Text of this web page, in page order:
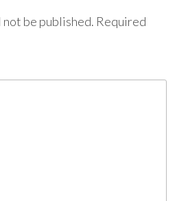
be published. Required